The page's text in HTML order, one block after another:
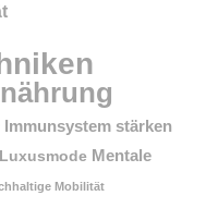
Immunsystem stärken
Luxusmode Mentale
Mobilität